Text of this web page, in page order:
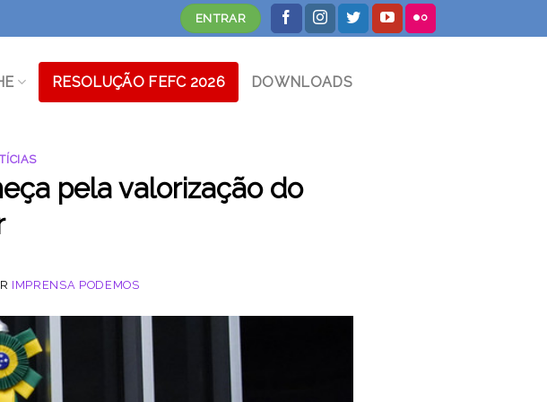
ENTRAR
RESOLUÇÃO FEFC 2026 DOWNLOADS
pela valorização do
IMPRENSA PODEMOS